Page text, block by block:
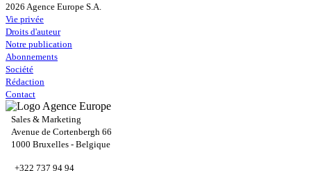
2026 Agence Europe S.A.
Vie privée
Droits d'auteur
Notre publication
Abonnements
Société
Rédaction
Contact
Sales & Marketing
Avenue de Cortenbergh 66
1000 Bruxelles - Belgique
+322 737 94 94